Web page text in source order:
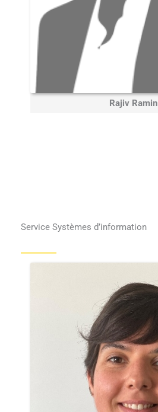
Rajiv Ramin
Service Systèmes d’information